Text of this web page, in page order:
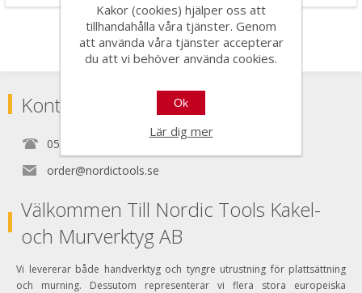
Kontakta
0525150890
order@nordictools.se
Välkommen Till Nordic Tools Kakel-
och Murverktyg AB
Vi levererar både handverktyg och tyngre utrustning för plattsättning
och murning. Dessutom representerar vi flera stora europeiska
Kakor (cookies) hjälper oss att
tillhandahålla våra tjänster. Genom
att använda våra tjänster accepterar
du att vi behöver använda cookies.
Ok
Lär dig mer